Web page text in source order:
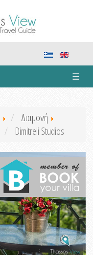
☰
Διαμονή
Dimitreli Studios